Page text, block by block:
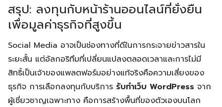
สรุป: ลงทุนกับหน้าร้านออนไลน์ที่ยั่งยืน
เพื่อมูลค่าธุรกิจที่สูงขึ้น
Social Media อาจเป็นช่องทางที่ดีในการกระจายข่าวสารใน
ระยะสั้น แต่อัลกอริทึมที่เปลี่ยนแปลงตลอดเวลาและการไม่มี
สิทธิ์เป็นเจ้าของแพลตฟอร์มอย่างแท้จริงคือความเสี่ยงของ
ธุรกิจ การเลือกลงทุนกับบริการ รับทำเว็บ WordPress จาก
ผู้เชี่ยวชาญเฉพาะทาง คือการสร้างพื้นที่ของตัวเองบนโลก